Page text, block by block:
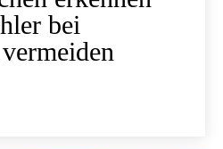
bei